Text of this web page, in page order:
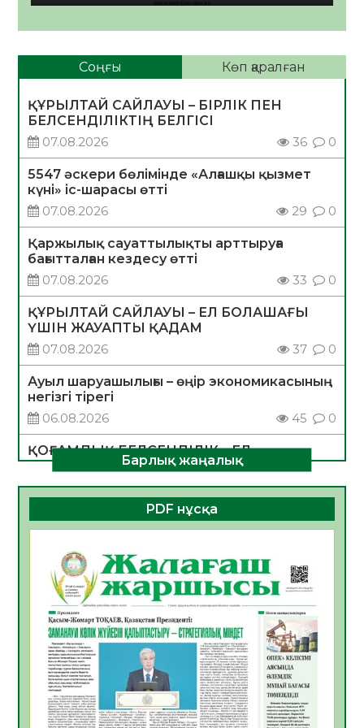
Соңғы Көп қаралған
ҚҰРЫЛТАЙ САЙЛАУЫ – БІРЛІК ПЕН
БЕЛСЕНДІЛІКТІҢ БЕЛГІСІ
07.08.2026
36 0
5547 әскери бөлімінде «Алғашқы қызмет
күні» іс-шарасы өтті
07.08.2026
29 0
Қаржылық сауаттылықты арттыруға
бағытталған кездесу өтті
07.08.2026
33 0
ҚҰРЫЛТАЙ САЙЛАУЫ – ЕЛ БОЛАШАҒЫ
ҮШІН ЖАУАПТЫ ҚАДАМ
07.08.2026
37 0
Ауыл шаруашылығы – өңір экономикасының
негізгі тірегі
06.08.2026
45 0
ҚОҒАМДЫҚ БЕЛСЕНДІЛІК – ЕЛ
ДАМУЫНЫҢ НЕГІЗІ
06.08.2026
42 0
ҚҰРЫЛТАЙ САЙЛАУЫ – БОЛАШАҚҚА
БАСТАР ЖАУАПТЫ ТАҢДАУ
06.08.2026
Инфекциялық ауруларға қарсы иммундау
жұмыстарының тиімділігі
06.08.2026
47
Көкжөтел ауруы туралы
06.08.2026
43
АПВ вакцинасы туралы мәлімет
Барлық жаңалық
PDF нұсқа